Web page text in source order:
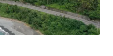
餘種豆類與穀物，並與部
整理布農豆永續利用、保
農園種植的習慣。